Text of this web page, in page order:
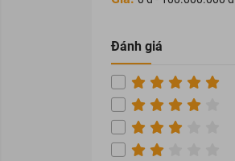
OHUI
NAMHAPHARMA
HATAPHAR
VEDETTE
THORAKAO
COCOON
Đánh giá